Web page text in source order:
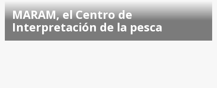
MARAM, el Centro de
Interpretación de la pesca